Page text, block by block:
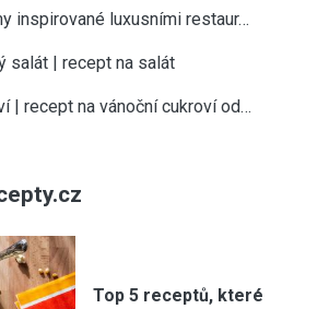
inspirované luxusními restaur…
salát | recept na salát
| recept na vánoční cukroví od…
Top 5 receptů, které